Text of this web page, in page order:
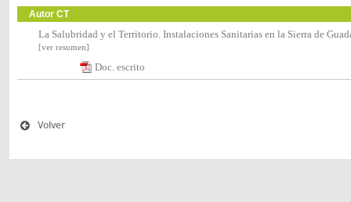
Autor CT
La Salubridad y el Territorio. Instalaciones Sanitarias en la Sierra de
[ver resumen]
Doc. escrito
Volver